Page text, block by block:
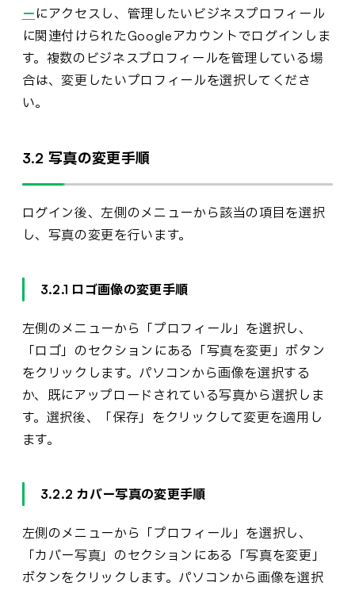
ー にアクセスし、管理したいビジネスプロフィール
に関連付けられたGoogleアカウントでログインしま
す。複数のビジネスプロフィールを管理している場
合は、変更したいプロフィールを選択してくださ
い。
3.2 写真の変更手順
ログイン後、左側のメニューから該当の項目を選択
し、写真の変更を行います。
3.2.1 ロゴ画像の変更手順
左側のメニューから「プロフィール」を選択し、
「ロゴ」のセクションにある「写真を変更」ボタン
をクリックします。パソコンから画像を選択する
か、既にアップロードされている写真から選択しま
す。選択後、「保存」をクリックして変更を適用し
ます。
3.2.2 カバー写真の変更手順
左側のメニューから「プロフィール」を選択し、
「カバー写真」のセクションにある「写真を変更」
ボタンをクリックします。パソコンから画像を選択